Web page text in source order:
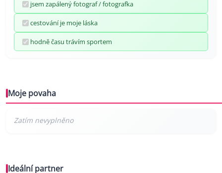
jsem zapálený fotograf / fotografka
cestování je moje láska
hodně času trávím sportem
Moje povaha
Ideální partner